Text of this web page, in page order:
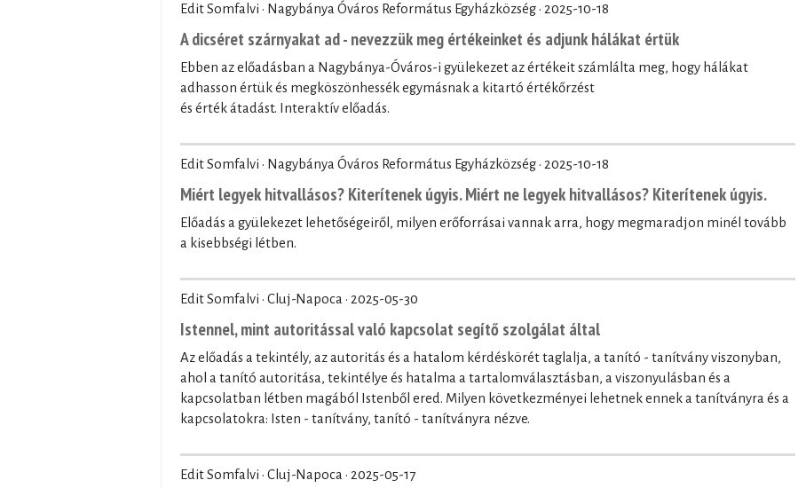
Edit Somfalvi · Nagybánya Óváros Református Egyházközség · 2025-10-18
A dicséret szárnyakat ad - nevezzük meg értékeinket és adjunk hálákat értük
Ebben az előadásban a Nagybánya-Óváros-i gyülekezet az értékeit számlálta meg, hogy hálákat
adhasson értük és megköszönhessék egymásnak a kitartó értékőrzést
és érték átadást. Interaktív előadás.
Edit Somfalvi · Nagybánya Óváros Református Egyházközség · 2025-10-18
Miért legyek hitvallásos? Kiterítenek úgyis. Miért ne legyek hitvallásos? Kiterítenek úgyis.
Előadás a gyülekezet lehetőségeiről, milyen erőforrásai vannak arra, hogy megmaradjon minél tovább
a kisebbségi létben.
Edit Somfalvi · Cluj-Napoca · 2025-05-30
Istennel, mint autoritással való kapcsolat segítő szolgálat által
Az előadás a tekintély, az autoritás és a hatalom kérdéskörét taglalja, a tanító - tanítvány viszonyban,
ahol a tanító autoritása, tekintélye és hatalma a tartalomválasztásban, a viszonyulásban és a
kapcsolatban létben magából Istenből ered. Milyen következményei lehetnek ennek a tanítványra és a
kapcsolatokra: Isten - tanítvány, tanító - tanítványra nézve.
Edit Somfalvi · Cluj-Napoca · 2025-05-17